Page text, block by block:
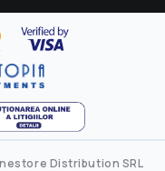
Distribution SRL